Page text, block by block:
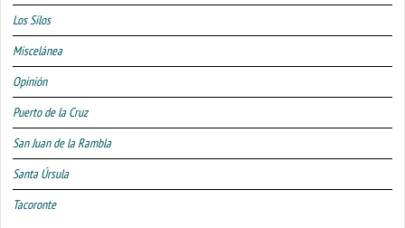
Los Silos
Miscelánea
Opinión
Puerto de la Cruz
San Juan de la Rambla
Santa Úrsula
Tacoronte